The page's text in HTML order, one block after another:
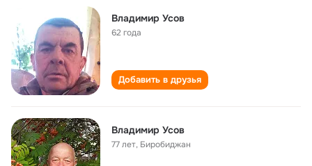
Владимир Усов
62 года
Добавить в друзья
Владимир Усов
77 лет, Биробиджан